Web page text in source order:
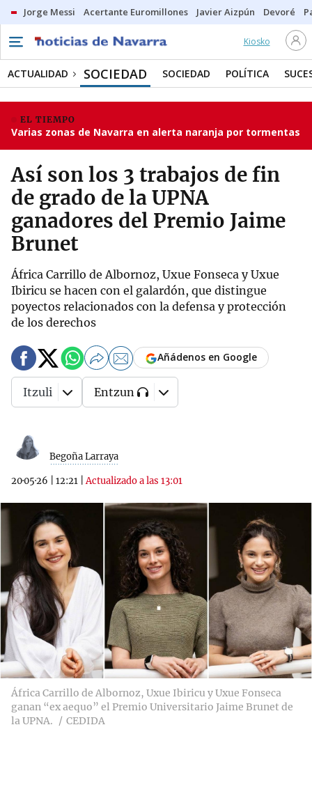
Jorge Messi Acertante Euromillones Javier Aizpún Devoré
Kiosko
ACTUALIDAD SOCIEDAD SOCIEDAD POLÍTICA
EL TIEMPO
Varias zonas de Navarra en alerta naranja por tormentas
Así son los 3 trabajos de fin
de grado de la UPNA
ganadores del Premio Jaime
Brunet
África Carrillo de Albornoz, Uxue Fonseca y Uxue
Ibiricu se hacen con el galardón, que distingue
poyectos relacionados con la defensa y protección
de los derechos
Begoña Larraya
20·05·26 12:21 |Actualizado a las 13:01
Añádenos en Google
Itzuli Entzun
África Carrillo de Albornoz, Uxue Ibiricu y Uxue Fonseca
ganan “ex aequo” el Premio Universitario Jaime Brunet de
la UPNA.
CEDIDA